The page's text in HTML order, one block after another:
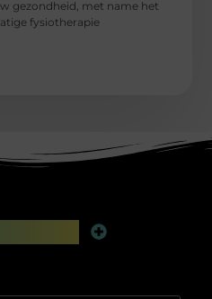
gezondheid, met name het
fysiotherapie